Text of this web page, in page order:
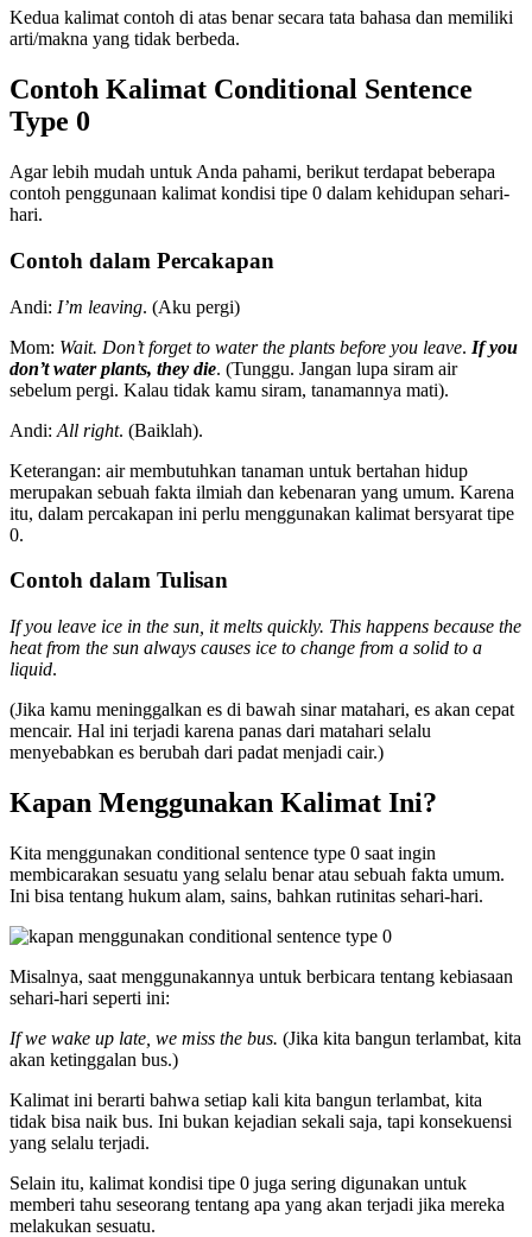
Kedua kalimat contoh di atas benar secara tata bahasa dan memiliki
arti/makna yang tidak berbeda.
Contoh Kalimat Conditional Sentence
Type 0
Agar lebih mudah untuk Anda pahami, berikut terdapat beberapa
contoh penggunaan kalimat kondisi tipe 0 dalam kehidupan sehari-
hari.
Contoh dalam Percakapan
Andi: I’m leaving. (Aku pergi)
Mom: Wait. Don’t forget to water the plants before you leave. If you
don’t water plants, they die. (Tunggu. Jangan lupa siram air
sebelum pergi. Kalau tidak kamu siram, tanamannya mati).
Andi: All right. (Baiklah).
Keterangan: air membutuhkan tanaman untuk bertahan hidup
merupakan sebuah fakta ilmiah dan kebenaran yang umum. Karena
itu, dalam percakapan ini perlu menggunakan kalimat bersyarat tipe
0.
Contoh dalam Tulisan
If you leave ice in the sun, it melts quickly. This happens because the
heat from the sun always causes ice to change from a solid to a
liquid.
(Jika kamu meninggalkan es di bawah sinar matahari, es akan cepat
mencair. Hal ini terjadi karena panas dari matahari selalu
menyebabkan es berubah dari padat menjadi cair.)
Kapan Menggunakan Kalimat Ini?
Kita menggunakan conditional sentence type 0 saat ingin
membicarakan sesuatu yang selalu benar atau sebuah fakta umum.
Ini bisa tentang hukum alam, sains, bahkan rutinitas sehari-hari.
Misalnya, saat menggunakannya untuk berbicara tentang kebiasaan
sehari-hari seperti ini:
If we wake up late, we miss the bus. (Jika kita bangun terlambat, kita
akan ketinggalan bus.)
Kalimat ini berarti bahwa setiap kali kita bangun terlambat, kita
tidak bisa naik bus. Ini bukan kejadian sekali saja, tapi konsekuensi
yang selalu terjadi.
Selain itu, kalimat kondisi tipe 0 juga sering digunakan untuk
memberi tahu seseorang tentang apa yang akan terjadi jika mereka
melakukan sesuatu.